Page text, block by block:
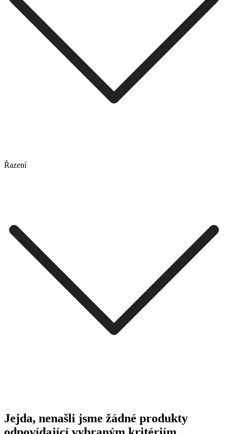
Řazení
Jejda, nenašli jsme žádné produkty